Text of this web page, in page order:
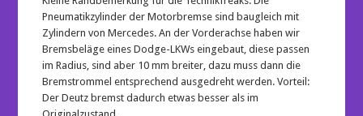
Pneumatikzylinder der Motorbremse sind baugleich mit
Zylindern von Mercedes. An der Vorderachse haben wir
Bremsbeläge eines Dodge-LKWs eingebaut, diese passen
im Radius, sind aber 10 mm breiter, dazu muss dann die
Bremstrommel entsprechend ausgedreht werden. Vorteil:
Der Deutz bremst dadurch etwas besser als im